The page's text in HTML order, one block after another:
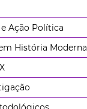
Ação Política
História Moderna